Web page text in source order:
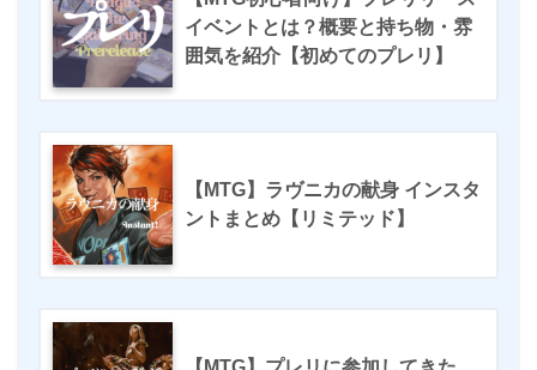
イベントとは？概要と持ち物・雰
囲気を紹介【初めてのプレリ】
【MTG】ラヴニカの献身 インスタ
ントまとめ【リミテッド】